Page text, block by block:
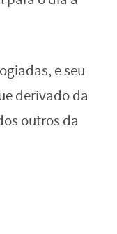
e seu
derivado da
outros da